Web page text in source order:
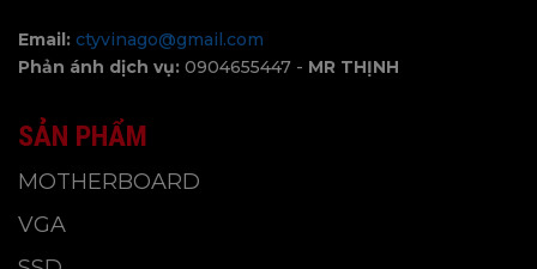
Email: ctyvinago@gmail.com
Phản ánh dịch vụ: 0904655447 - MR THỊNH
SẢN PHẨM
MOTHERBOARD
VGA